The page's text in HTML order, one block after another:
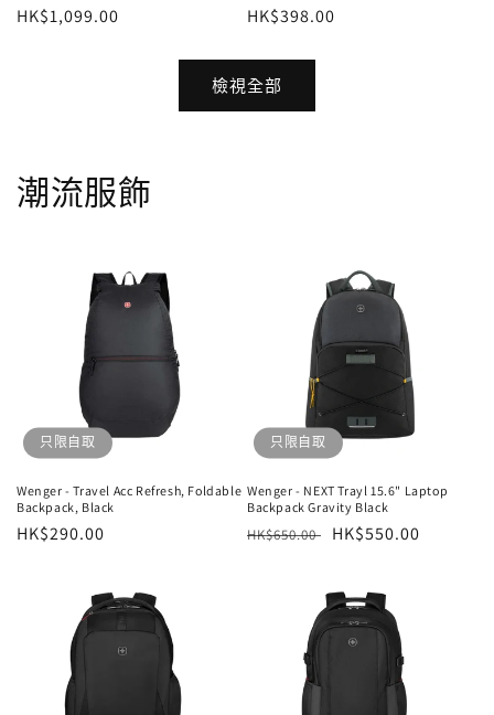
定
HK$1,099.00
定
HK$398.00
檢視全部
潮流服飾
只限自取
Wenger - Travel Acc Refresh, Foldable
Backpack, Black
定
HK$290.00
只限自取
Wenger - NEXT Trayl 15.6" Laptop
Backpack Gravity Black
定
HK$650.00
售
HK$550.00